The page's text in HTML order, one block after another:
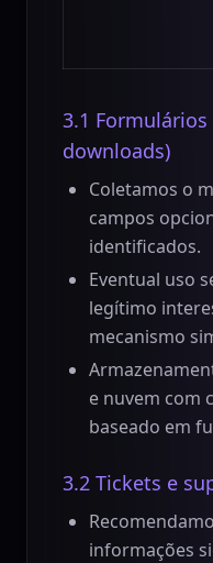
3.1
downloads)
Coletamos o
campos
identificados.
Eventual uso
legítimo
mecanismo
e nuvem com
baseado em
3.2 Tickets e
informações